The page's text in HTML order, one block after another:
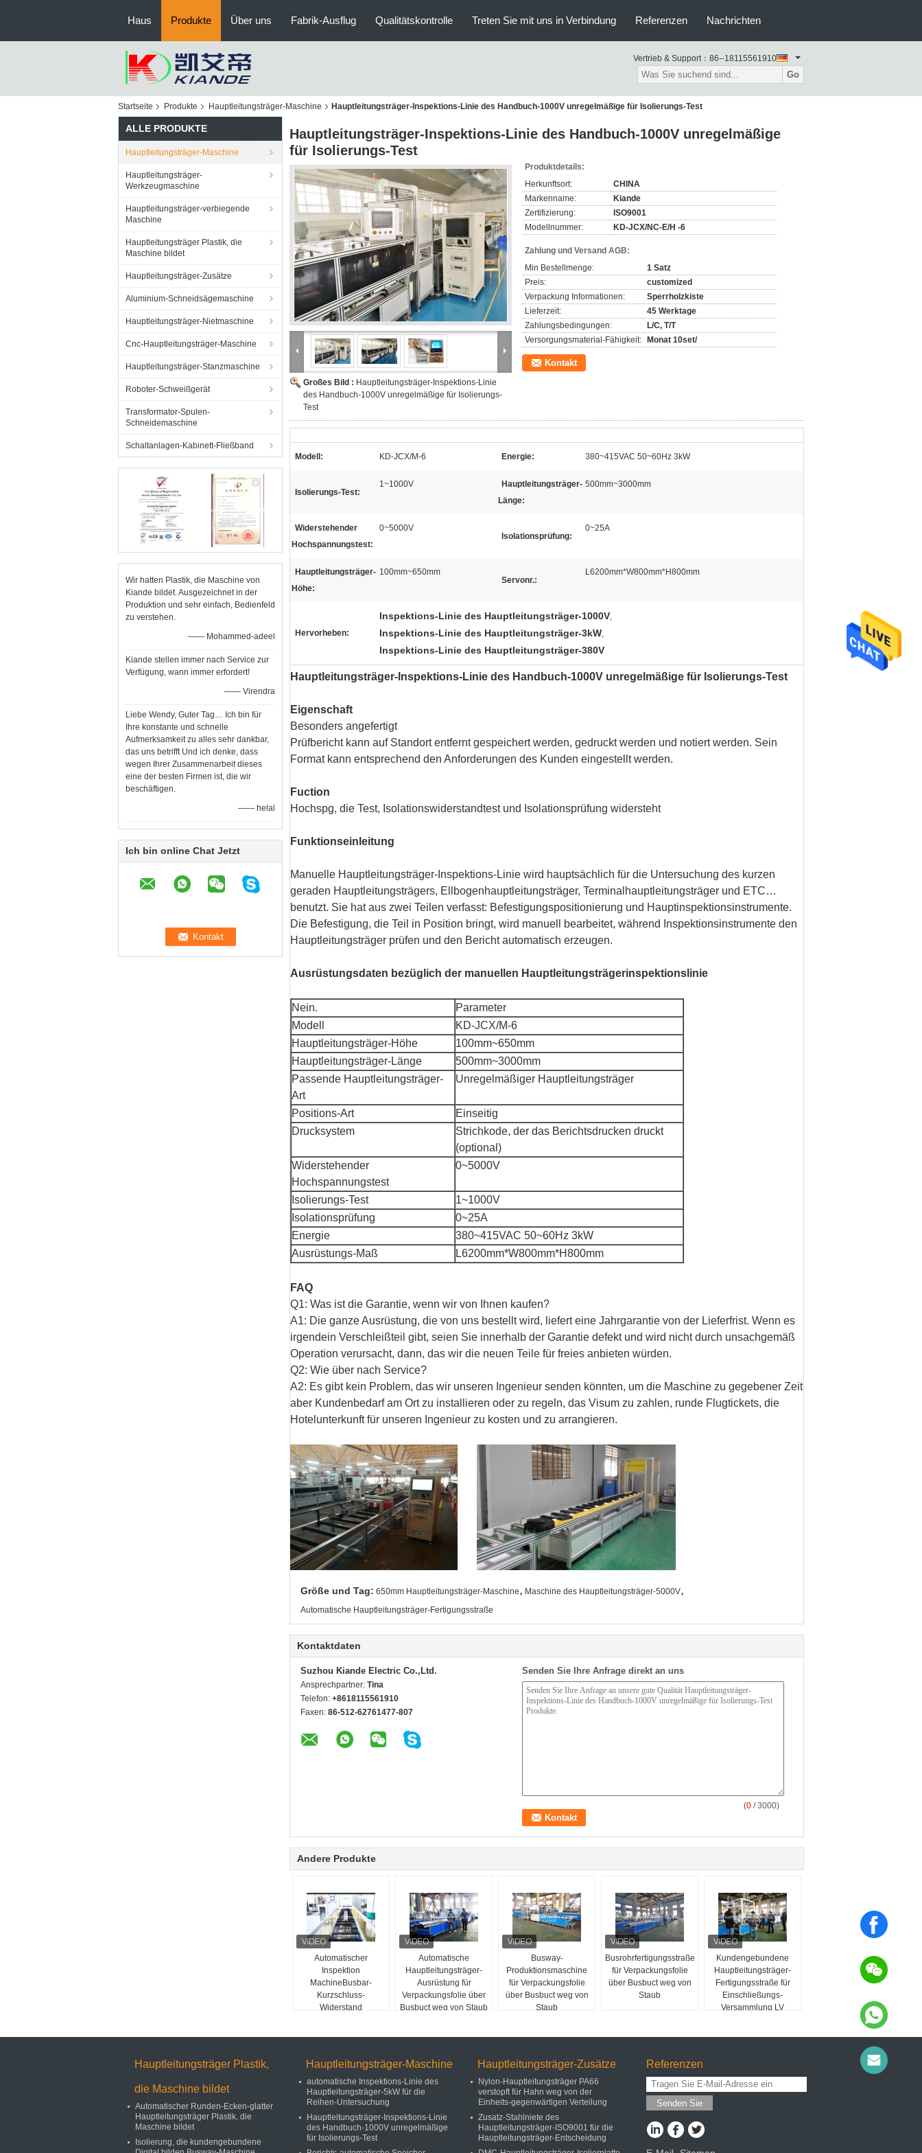
Haus Produkte Über uns Fabrik-Ausflug Qualitätskontrolle Treten Sie mit uns in Verbindung Referenzen Nachrichten
Vertrieb & Support： 86--18115561910
Go
Startseite Produkte Hauptleitungsträger-Maschine Hauptleitungsträger-Inspektions-Linie des Handbuch-1000V unregelmäßige für Isolierungs-Test
ALLE PRODUKTE
Hauptleitungsträger-Maschine
Hauptleitungsträger-
Werkzeugmaschine
Hauptleitungsträger-verbiegende
Maschine
Hauptleitungsträger Plastik, die
Maschine bildet
Hauptleitungsträger-Zusätze
Aluminium-Schneidsägemaschine
Hauptleitungsträger-Nietmaschine
Cnc-Hauptleitungsträger-Maschine
Hauptleitungsträger-Stanzmaschine
Roboter-Schweißgerät
Transformator-Spulen-
Schneidemaschine
Schaltanlagen-Kabinett-Fließband
Wir hatten Plastik, die Maschine von
Kiande bildet. Ausgezeichnet in der
Produktion und sehr einfach, Bedienfeld
zu verstehen.
—— Mohammed-adeel
Kiande stellen immer nach Service zur
Verfügung, wann immer erfordert!
—— Virendra
Liebe Wendy, Guter Tag… Ich bin für
Ihre konstante und schnelle
Aufmerksamkeit zu alles sehr dankbar,
das uns betrifft Und ich denke, dass
wegen Ihrer Zusammenarbeit dieses
eine der besten Firmen ist, die wir
beschäftigen.
—— helal
Ich bin online Chat Jetzt
Hauptleitungsträger-Inspektions-Linie des Handbuch-1000V unregelmäßige
für Isolierungs-Test
Großes Bild : Hauptleitungsträger-Inspektions-Linie
des Handbuch-1000V unregelmäßige für Isolierungs-
Test
Produktdetails:
Herkunftsort:
CHINA
Markenname:
Kiande
Zertifizierung:
ISO9001
Modellnummer:
KD-JCX/NC-E/H -6
Zahlung und Versand AGB:
Min Bestellmenge:
1 Satz
Preis:
customized
Verpackung Informationen:
Sperrholzkiste
Lieferzeit:
45 Werktage
Zahlungsbedingungen:
L/C, T/T
Versorgungsmaterial-Fähigkeit:
Monat 10set/
Kontakt
Modell: KD-JCX/M-6 Energie: 380~415VAC 50~60Hz 3kW
Isolierungs-Test:
1~1000V
Hauptleitungsträger-
Länge:
500mm~3000mm
Widerstehender
Hochspannungstest:
0~5000V
Isolationsprüfung:
0~25A
Hauptleitungsträger-
Höhe:
100mm~650mm
Servonr.:
L6200mm*W800mm*H800mm
Hervorheben:
Inspektions-Linie des Hauptleitungsträger-1000V,
Inspektions-Linie des Hauptleitungsträger-3kW,
Inspektions-Linie des Hauptleitungsträger-380V
Hauptleitungsträger-Inspektions-Linie des Handbuch-1000V unregelmäßige für Isolierungs-Test
Eigenschaft
Besonders angefertigt
Prüfbericht kann auf Standort entfernt gespeichert werden, gedruckt werden und notiert werden. Sein
Format kann entsprechend den Anforderungen des Kunden eingestellt werden.
Fuction
Hochspg, die Test, Isolationswiderstandtest und Isolationsprüfung widersteht
Funktionseinleitung
Manuelle Hauptleitungsträger-Inspektions-Linie wird hauptsächlich für die Untersuchung des kurzen
geraden Hauptleitungsträgers, Ellbogenhauptleitungsträger, Terminalhauptleitungsträger und ETC…
benutzt. Sie hat aus zwei Teilen verfasst: Befestigungspositionierung und Hauptinspektionsinstrumente.
Die Befestigung, die Teil in Position bringt, wird manuell bearbeitet, während Inspektionsinstrumente den
Hauptleitungsträger prüfen und den Bericht automatisch erzeugen.
Ausrüstungsdaten bezüglich der manuellen Hauptleitungsträgerinspektionslinie
Nein.
Parameter
Modell
KD-JCX/M-6
Hauptleitungsträger-Höhe
100mm~650mm
Hauptleitungsträger-Länge
500mm~3000mm
Passende Hauptleitungsträger-
Art
Unregelmäßiger Hauptleitungsträger
Positions-Art
Einseitig
Drucksystem
Strichkode, der das Berichtsdrucken druckt
(optional)
Widerstehender
Hochspannungstest
0~5000V
Isolierungs-Test
1~1000V
Isolationsprüfung
0~25A
Energie
380~415VAC 50~60Hz 3kW
Ausrüstungs-Maß
L6200mm*W800mm*H800mm
FAQ
Q1: Was ist die Garantie, wenn wir von Ihnen kaufen?
A1: Die ganze Ausrüstung, die von uns bestellt wird, liefert eine Jahrgarantie von der Lieferfrist. Wenn es
irgendein Verschleißteil gibt, seien Sie innerhalb der Garantie defekt und wird nicht durch unsachgemäß
Operation verursacht, dann, das wir die neuen Teile für freies anbieten würden.
Q2: Wie über nach Service?
A2: Es gibt kein Problem, das wir unseren Ingenieur senden könnten, um die Maschine zu gegebener Zeit
aber Kundenbedarf am Ort zu installieren oder zu regeln, das Visum zu zahlen, runde Flugtickets, die
Hotelunterkunft für unseren Ingenieur zu kosten und zu arrangieren.
Größe und Tag: 650mm Hauptleitungsträger-Maschine, Maschine des Hauptleitungsträger-5000V,
Automatische Hauptleitungsträger-Fertigungsstraße
Kontaktdaten
Suzhou Kiande Electric Co.,Ltd.
Ansprechpartner: Tina
Telefon: +8618115561910
Faxen: 86-512-62761477-807
Senden Sie Ihre Anfrage direkt an uns
(0 / 3000)
Andere Produkte
Automatischer
Inspektion
MachineBusbar-
Kurzschluss-
Widerstand
Automatische
Hauptleitungsträger-
Ausrüstung für
Verpackungsfolie über
Busbuct weg von Staub
Busway-
Produktionsmaschine
für Verpackungsfolie
über Busbuct weg von
Staub
Busrohrfertigungsstraße
für Verpackungsfolie
über Busbuct weg von
Staub
Kundengebundene
Hauptleitungsträger-
Fertigungsstraße für
Einschließungs-
Versammlung LV
Hauptleitungsträger Plastik,
die Maschine bildet
Automatischer Runden-Ecken-glatter
Hauptleitungsträger Plastik, die
Maschine bildet
Isolierung, die kundengebundene
Hauptleitungsträger-Maschine
automatische Inspektions-Linie des
Hauptleitungsträger-5kW für die
Reihen-Untersuchung
Hauptleitungsträger-Inspektions-Linie
des Handbuch-1000V unregelmäßige
für Isolierungs-Test
Hauptleitungsträger-Zusätze
Nylon-Hauptleitungsträger PA66
verstopft für Hahn weg von der
Einheits-gegenwärtigen Verteilung
Zusatz-Stahlniete des
Hauptleitungsträger-ISO9001 für die
Hauptleitungsträger-Entscheidung
Referenzen
Senden Sie